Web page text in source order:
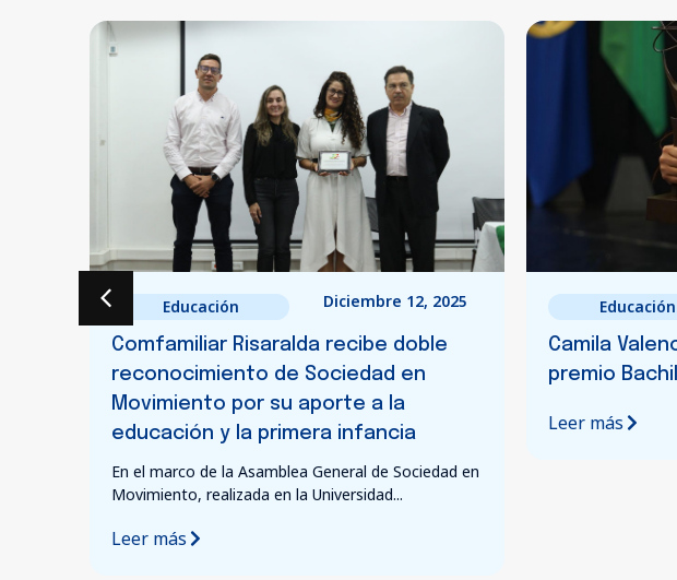
Educación Diciembre 9, 2025
Camila Valencia Higuita, ganadora del
premio Bachiller Comfamiliar 2025
Leer más
Educación
Educa Liceo
como
primera